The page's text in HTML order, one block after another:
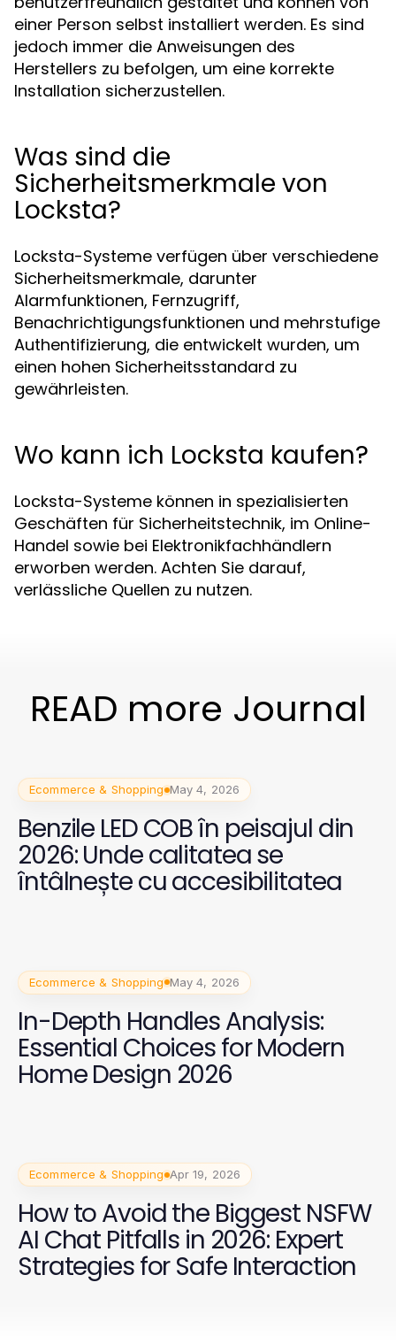
einer Person selbst installiert werden. Es sind
jedoch immer die Anweisungen des
Herstellers zu befolgen, um eine korrekte
Installation sicherzustellen.
Was sind die
Sicherheitsmerkmale von
Locksta?
Locksta-Systeme verfügen über verschiedene
Sicherheitsmerkmale, darunter
Alarmfunktionen, Fernzugriff,
Benachrichtigungsfunktionen und mehrstufige
Authentifizierung, die entwickelt wurden, um
einen hohen Sicherheitsstandard zu
gewährleisten.
Wo kann ich Locksta kaufen?
Locksta-Systeme können in spezialisierten
Geschäften für Sicherheitstechnik, im Online-
Handel sowie bei Elektronikfachhändlern
erworben werden. Achten Sie darauf,
verlässliche Quellen zu nutzen.
READ more Journal
Ecommerce & Shopping May 4, 2026
Benzile LED COB în peisajul din
2026: Unde calitatea se
întâlnește cu accesibilitatea
Ecommerce & Shopping May 4, 2026
In-Depth Handles Analysis:
Essential Choices for Modern
Home Design 2026
Ecommerce & Shopping Apr 19, 2026
How to Avoid the Biggest NSFW
AI Chat Pitfalls in 2026: Expert
Strategies for Safe Interaction